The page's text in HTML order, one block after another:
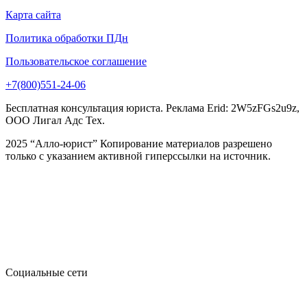
Карта сайта
Политика обработки ПДн
Пользовательское соглашение
+7(800)551-24-06
Бесплатная консультация юриста. Реклама Erid: 2W5zFGs2u9z,
ООО Лигал Адс Тех.
2025 “Алло-юрист” Копирование материалов разрешено
только с указанием активной гиперссылки на источник.
Социальные сети